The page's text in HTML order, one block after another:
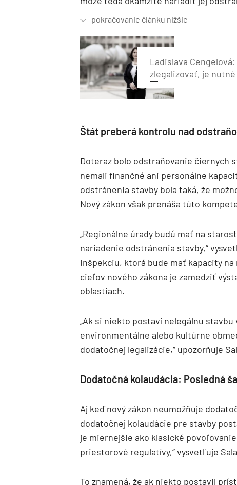
Ladislava
zlegalizovať, je
Štát preberá kontrolu nad
Doteraz bolo odstraňovanie čiernych
nemali finančné ani personálne
odstránenia stavby bola taká, že
Nový zákon však prenáša túto
„Regionálne úrady budú mať na
nariadenie odstránenia stavby,“
inšpekciu, ktorá bude mať kapacity
cieľov nového zákona je zamedziť
oblastiach.
„Ak si niekto postaví nelegálnu
environmentálne alebo kultúrne
dodatočnej legalizácie,“ upozorňuje
Dodatočná kolaudácia: Posledná
Aj keď nový zákon neumožňuje
dodatočnej kolaudácie pre stavby
je miernejšie ako klasické
priestorové regulatívy,“ vysvetľuje
To znamená, že ak niekto postavil